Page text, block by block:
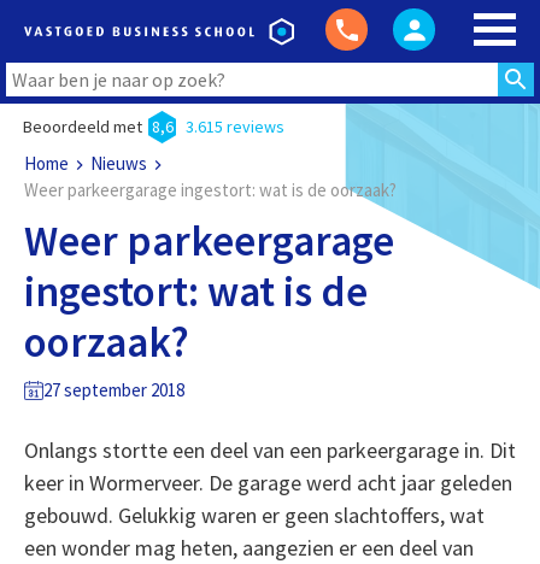
Beoordeeld met 8,6 3.615 reviews
Home
Nieuws
Weer parkeergarage ingestort: wat is de oorzaak?
Weer parkeergarage
ingestort: wat is de
oorzaak?
27 september 2018
Onlangs stortte een deel van een parkeergarage in. Dit
keer in Wormerveer. De garage werd acht jaar geleden
gebouwd. Gelukkig waren er geen slachtoffers, wat
een wonder mag heten, aangezien er een deel van